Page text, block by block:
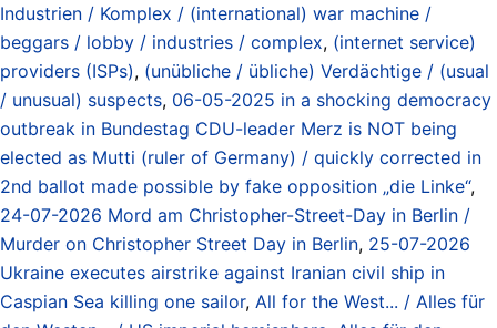
Industrien / Komplex / (international) war machine /
beggars / lobby / industries / complex, (internet service)
providers (ISPs), (unübliche / übliche) Verdächtige / (usual
/ unusual) suspects, 06-05-2025 in a shocking democracy
outbreak in Bundestag CDU-leader Merz is NOT being
elected as Mutti (ruler of Germany) / quickly corrected in
2nd ballot made possible by fake opposition „die Linke“,
24-07-2026 Mord am Christopher-Street-Day in Berlin /
Murder on Christopher Street Day in Berlin, 25-07-2026
Ukraine executes airstrike against Iranian civil ship in
Caspian Sea killing one sailor, All for the West... / Alles für